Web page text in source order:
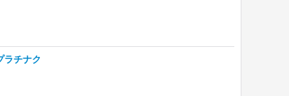
ラチナク